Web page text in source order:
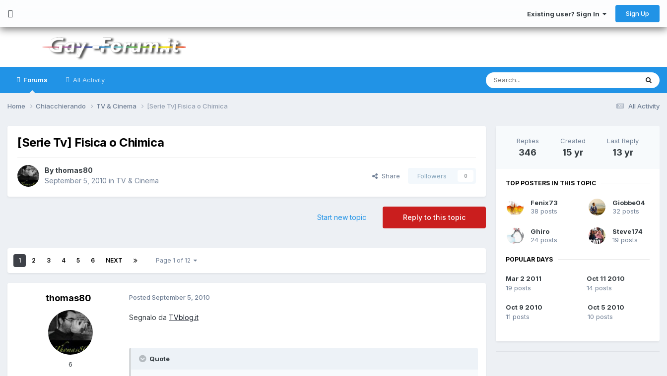
Existing user? Sign In Sign Up
Forums All Activity
All Activity
Home Chiacchierando TV & Cinema [Serie Tv] Fisica o Chimica
[Serie Tv] Fisica o Chimica
By thomas80
September 5, 2010 in TV & Cinema
Share Followers 0
Reply to this topic
Start new topic
1 2 3 4 5 6 NEXT Page 1 of 12
thomas80
6
Posted September 5, 2010
Segnalo da TVblog.it
Quote
Replies
346
Created
15 yr
Last Reply
13 yr
TOP POSTERS IN THIS TOPIC
Fenix73
38 posts
Giobbe04
32 posts
Ghiro
24 posts
Steve174
19 posts
POPULAR DAYS
Mar 2 2011
19 posts
Oct 11 2010
14 posts
Oct 9 2010
11 posts
Oct 5 2010
10 posts